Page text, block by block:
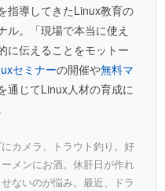
指導してきたLinux教育の
ル。「現場で本当に使え
に伝えることをモットー
セミナーの開催や無料マ
通じてLinux人材の育成に
カメラ、トラウト釣り。好
メンにお酒。休肝日が作れ
ないのが悩み。最近、ドラ